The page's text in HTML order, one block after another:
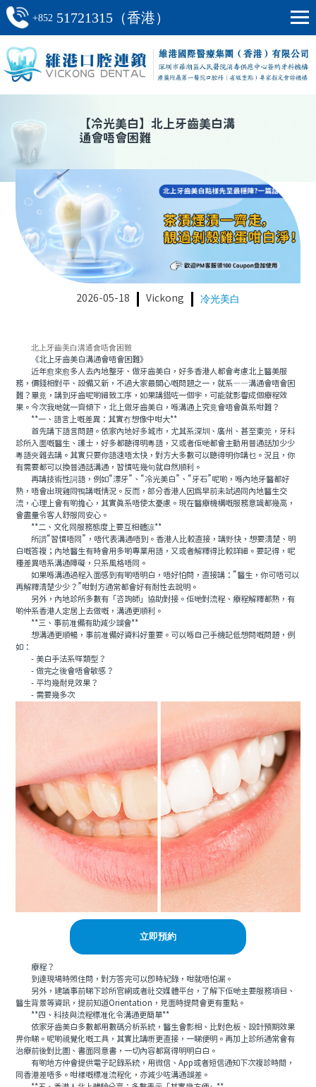
+852 51721315（香港）
【冷光美白】 北上牙齒美白溝
通會唔會困難
2026-05-18 Vickong 冷光美白
北上牙齒美白溝通會唔會困難
《北上牙齒美白溝通會唔會困難》
近年愈來愈多人去內地整牙、做牙齒美白，好多香港人都會考慮北上醫美服
務，價錢相對平、設備又新，不過大家最關心嘅問題之一，就系——溝通會唔會困
難？畢竟，講到牙齒呢啲細致工序，如果講錯咗一個字，可能就影響成個療程效
果。今次我哋就一齊傾下，北上做牙齒美白，喺溝通上究竟會唔會真系咁難？
**一、語言上嘅差異：其實冇想像中咁大**
首先講下語言問題。依家內地好多城市，尤其系深圳、廣州、甚至東莞，牙科
診所入面嘅醫生、護士，好多都聽得明粵語，又或者佢哋都會主動用普通話加少少
粵語夾雜去講。其實只要你語速唔太快，對方大多數可以聽得明你講乜。況且，你
有需要都可以換普通話溝通，習慣咗幾句就自然順利。
再講技術性詞語，例如“漂牙”、“冷光美白”、“牙石”呢啲，喺內地牙醫都好
熟，唔會出現雞同鴨講嘅情況。反而，部分香港人因爲早前未試過同內地醫生交
流，心理上會有啲擔心，其實真系唔使太憂慮。現在醫療機構嘅服務意識都幾高，
會盡量令客人舒服同安心。
**二、文化同服務態度上要互相體諒**
所謂“習慣唔同”，唔代表溝通唔到。香港人比較直接，講野快，想要清楚、明
白嘅答複；內地醫生有時會用多啲專業用語，又或者解釋得比較詳細。要記得，呢
種差異唔系溝通障礙，只系風格唔同。
如果喺溝通過程入面感到有啲唔明白，唔好怕問，直接講：“醫生，你可唔可以
再解釋清楚少少？”咁對方通常都會好有耐性去說明。
另外，內地診所多數有「咨詢師」協助對接。佢哋對流程、療程解釋都熟，有
啲仲系香港人定居上去做嘅，溝通更順利。
**三、事前准備有助減少誤會**
想溝通更順暢，事前准備好資料好重要。可以喺自己手機記低想問嘅問題，例
如：
- 美白手法系咩類型？
- 做完之後會唔會敏感？
- 平均幾耐見效果？
- 需要幾多次
立即預約
療程？
到達現場時照住問，對方答完可以即時紀錄，咁就唔怕漏。
另外，建議事前睇下診所官網或者社交媒體平台，了解下佢哋主要服務項目、
醫生背景等資訊，提前知道Orientation，見面時提問會更有重點。
**四、科技與流程標准化令溝通更簡單**
依家牙齒美白多數都用數碼分析系統，醫生會影相、比對色板、設計預期效果
畀你睇。呢啲視覺化嘅工具，其實比講嘢更直接，一睇便明。再加上診所通常會有
治療前後對比圖、書面同意書，一切內容都寫得明明白白。
有啲地方仲會提供電子記錄系統，用微信、App或者短信通知下次複診時間，
同香港差唔多。咁樣嘅標准流程化，亦減少咗溝通誤差。